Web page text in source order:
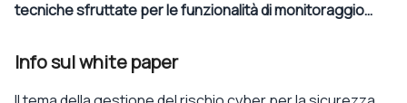
tecniche sfruttate per le funzionalità di monitoraggio…
Info sul white paper